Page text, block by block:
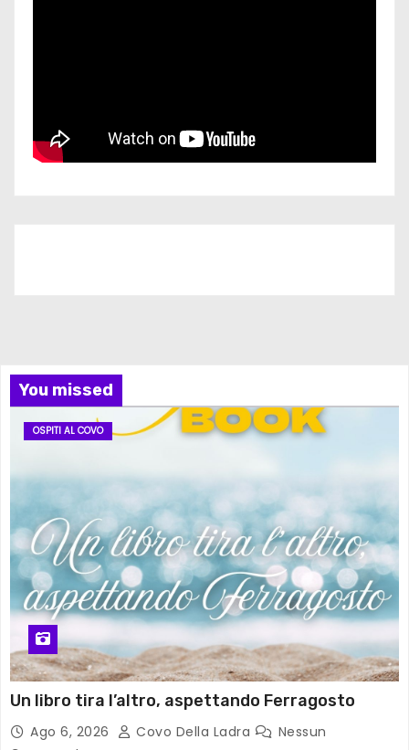
You missed
OSPITI AL COVO
Un libro tira l’altro, aspettando Ferragosto
Ago 6, 2026 Covo Della Ladra
Nessun